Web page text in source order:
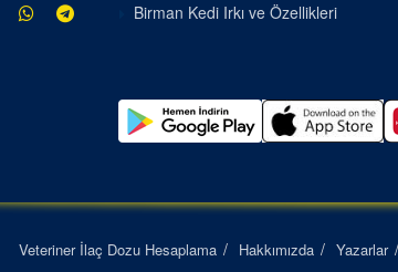
Birman Kedi Irkı ve Özellikleri
Veteriner İlaç Dozu Hesaplama Hakkımızda Yazarlar